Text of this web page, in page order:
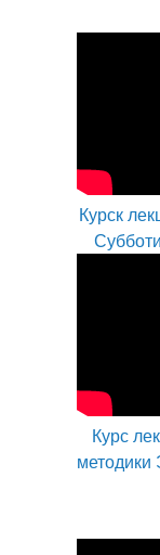
Курск
Курс